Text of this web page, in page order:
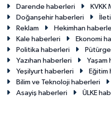
Darende haberleri
KVKK
Doğanşehir haberleri
Reklam
Hekimhan
Kale haberleri
Ekonomi
Politika haberleri
Yazıhan haberleri
Yaşam
Yeşilyurt haberleri
Eğitim
Bilim ve Teknoloji haberleri
Asayiş haberleri
ÜLKE